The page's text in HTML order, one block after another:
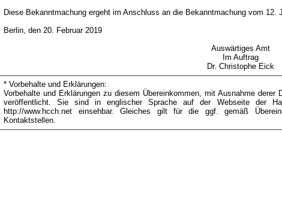
Diese Bekanntmachung ergeht im Anschluss an die Bekanntmachung vom
Berlin, den 20. Februar 2019
Auswärtiges Amt
Im Auftrag
Dr. Christophe Eick
* Vorbehalte und Erklärungen:
Vorbehalte und Erklärungen zu diesem Übereinkommen, mit Ausnahme
veröffentlicht. Sie sind in englischer Sprache auf der Webseite der
http://www.hcch.net einsehbar. Gleiches gilt für die ggf. gemäß
Kontaktstellen.